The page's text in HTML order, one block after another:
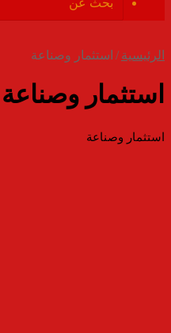
الموقع
الرئيسية / استثمار وصناعة
استثمار وصناعة
استثمار وصناعة